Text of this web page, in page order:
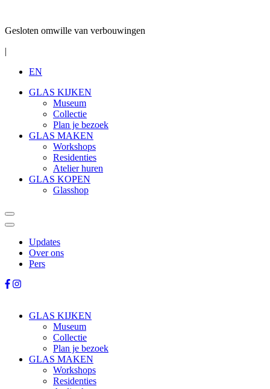
Gesloten omwille van verbouwingen
|
EN
GLAS KIJKEN
Museum
Collectie
Plan je bezoek
GLAS MAKEN
Workshops
Residenties
Atelier huren
GLAS KOPEN
Glasshop
Updates
Over ons
Pers
GLAS KIJKEN
Museum
Collectie
Plan je bezoek
GLAS MAKEN
Workshops
Residenties